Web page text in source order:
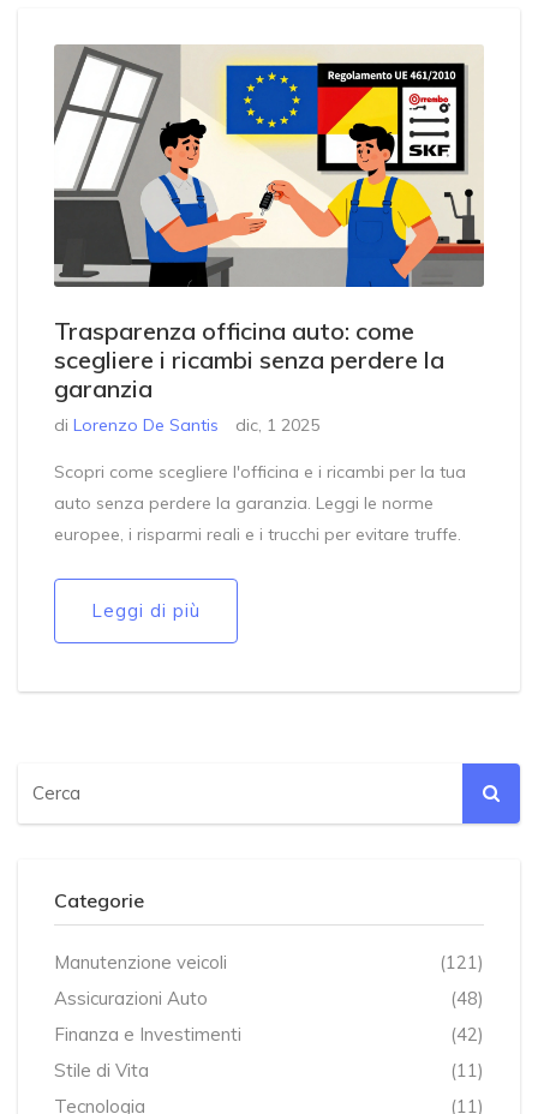
Trasparenza officina auto: come
scegliere i ricambi senza perdere la
garanzia
di Lorenzo De Santis dic, 1 2025
Scopri come scegliere l'officina e i ricambi per la tua
auto senza perdere la garanzia. Leggi le norme
europee, i risparmi reali e i trucchi per evitare truffe.
Leggi di più
Categorie
Manutenzione veicoli
(121)
Assicurazioni Auto
(48)
Finanza e Investimenti
(42)
Stile di Vita
(11)
Tecnologia
(11)